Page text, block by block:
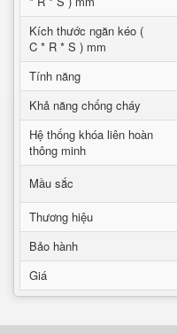
Kích thước ngăn kéo (
C * R * S ) mm
Tính năng
Khả năng chống cháy
Hệ thống khóa liên hoàn
thông minh
Mầu sắc
Thương hiệu
Bảo hành
Giá